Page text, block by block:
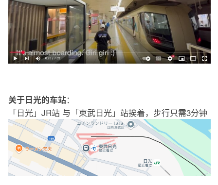
关于日光的车站：
「日光」JR站 与「東武日光」站挨着，步行只需3分钟